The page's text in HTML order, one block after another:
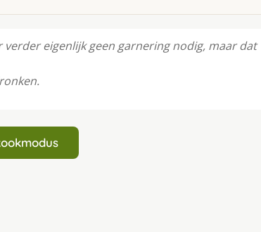
eigenlijk geen garnering nodig, maar dat